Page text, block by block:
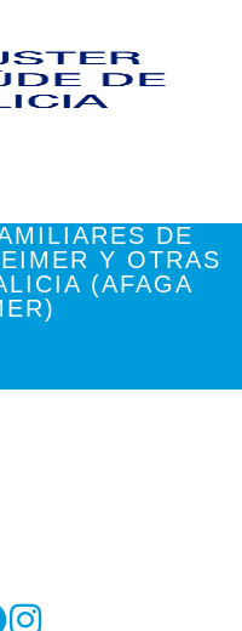
DE
Y OTRAS
(AFAGA